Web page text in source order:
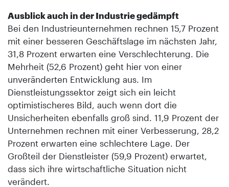
Ausblick auch in der Industrie gedämpft
Bei den Industrieunternehmen rechnen 15,7 Prozent
mit einer besseren Geschäftslage im nächsten Jahr,
31,8 Prozent erwarten eine Verschlechterung. Die
Mehrheit (52,6 Prozent) geht hier von einer
unveränderten Entwicklung aus. Im
Dienstleistungssektor zeigt sich ein leicht
optimistischeres Bild, auch wenn dort die
Unsicherheiten ebenfalls groß sind. 11,9 Prozent der
Unternehmen rechnen mit einer Verbesserung, 28,2
Prozent erwarten eine schlechtere Lage. Der
Großteil der Dienstleister (59,9 Prozent) erwartet,
dass sich ihre wirtschaftliche Situation nicht
verändert.